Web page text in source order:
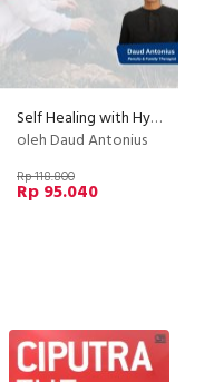
Self Healing with Hypnotherapy
oleh Daud Antonius
Rp 118.800
Rp 95.040